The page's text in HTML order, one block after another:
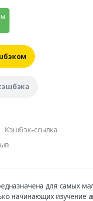
Кэшбэк-ссылка
для самых
начинающих изучение